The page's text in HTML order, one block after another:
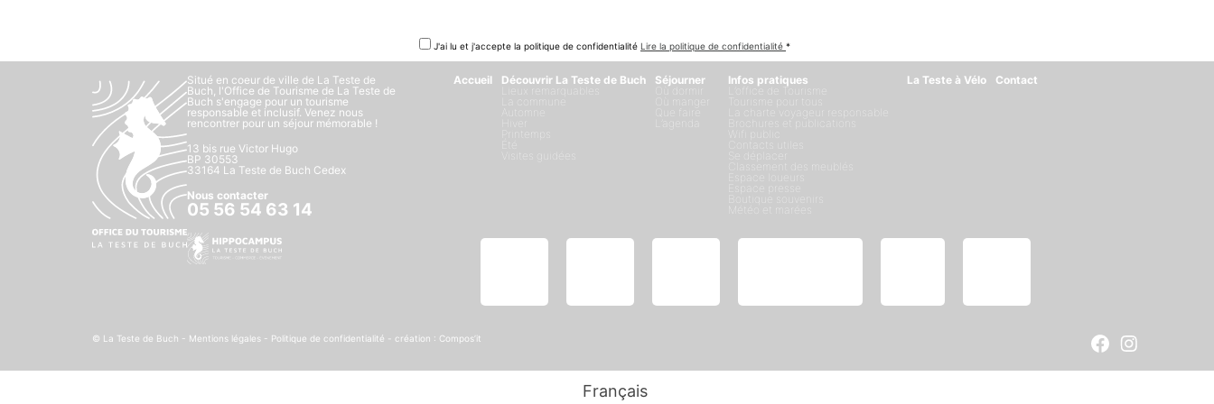
J'ai lu et j'accepte la politique de confidentialité Lire la politique de confidentialité *
Situé en coeur de ville de La Teste de
Buch, l'Office de Tourisme de La Teste de
Buch s'engage pour un tourisme
responsable et inclusif. Venez nous
rencontrer pour un séjour mémorable !
13 bis rue Victor Hugo
BP 30553
33164 La Teste de Buch Cedex
Nous contacter
05 56 54 63 14
Accueil
Découvrir La Teste de Buch
Lieux remarquables
La commune
Automne
Hiver
Printemps
Visites guidées
Séjourner
Où dormir
Où manger
Que faire
L’agenda
Infos pratiques
L’office de Tourisme
Tourisme pour tous
La charte voyageur responsable
Brochures et publications
Wifi public
Contacts utiles
Se déplacer
Classement des meublés
Espace loueurs
Espace presse
Boutique souvenirs
Météo et marées
La Teste à Vélo Contact
© La Teste de Buch - Mentions légales - Politique de confidentialité - création : Compos’it
Français